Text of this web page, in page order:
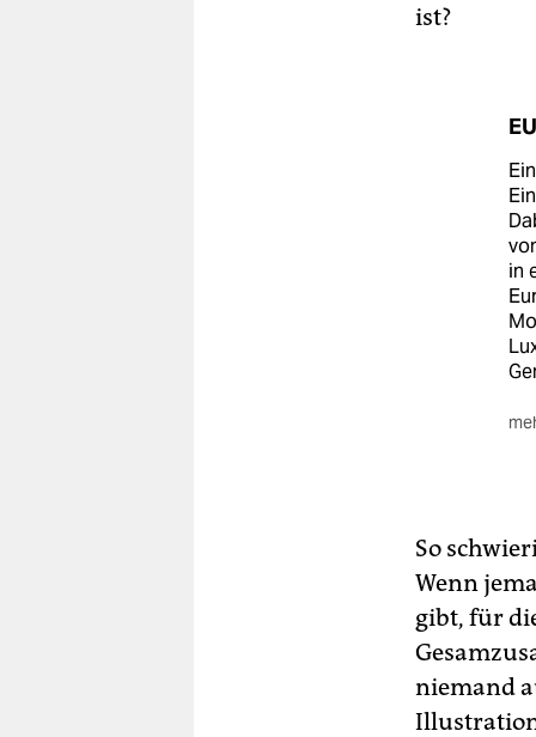
ist?
in
So
Wenn
gibt, für
niemand